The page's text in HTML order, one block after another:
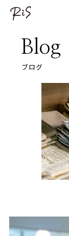
Blog
ブログ